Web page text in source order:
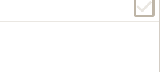
の寺院となっています。管理がしっかりして
ています。設備も充実しており境内はバリア